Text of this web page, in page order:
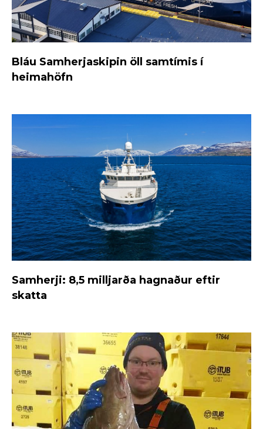
Bláu Samherjaskipin öll samtímis í
heimahöfn
Samherji: 8,5 milljarða hagnaður eftir
skatta